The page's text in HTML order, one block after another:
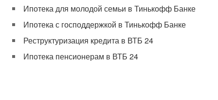
Ипотека для молодой семьи в Тинькофф Банке
Ипотека с господдержкой в Тинькофф Банке
Реструктуризация кредита в ВТБ 24
Ипотека пенсионерам в ВТБ 24